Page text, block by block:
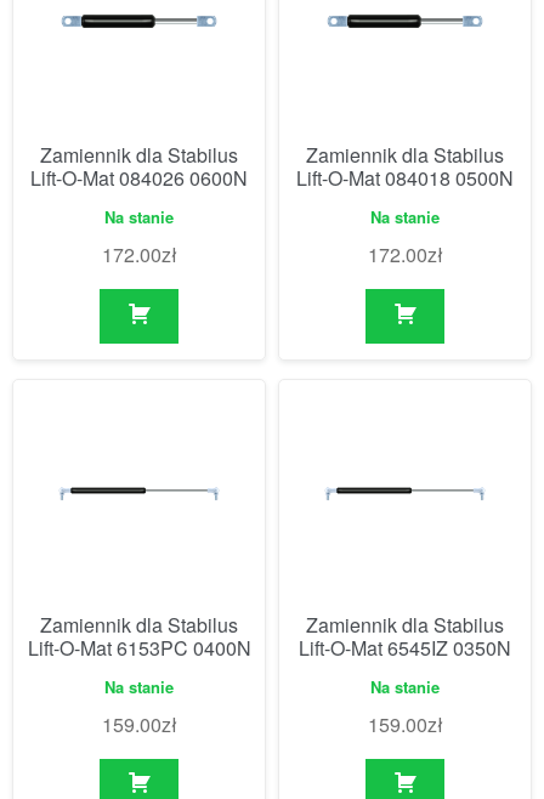
Zamiennik dla Stabilus
Lift-O-Mat 084026 0600N
Na stanie
172.00zł
Zamiennik dla Stabilus
Lift-O-Mat 084018 0500N
Na stanie
172.00zł
Zamiennik dla Stabilus
Lift-O-Mat 6153PC 0400N
Na stanie
159.00zł
Zamiennik dla Stabilus
Lift-O-Mat 6545IZ 0350N
Na stanie
159.00zł